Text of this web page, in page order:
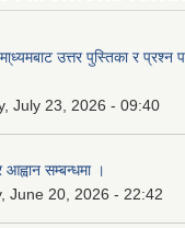
उत्तर पुस्तिका र प्रश्न
July 23, 2026 - 09:40
आह्वान सम्बन्धमा ।
June 20, 2026 - 22:42